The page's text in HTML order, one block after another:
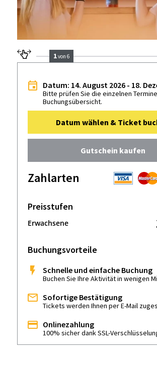
1von 6
Datum: 14. August 2026 - 18.
Bitte prüfen Sie die einzelnen
Buchungsübersicht.
Datum wählen & Ticket
Gutschein kaufen
Zahlarten
Preisstufen
Erwachsene
Buchungsvorteile
Schnelle und einfache Buchung
Buchen Sie Ihre Aktivität in wenigen
Sofortige Bestätigung
Tickets werden Ihnen per E-Mail
Onlinezahlung
100% sicher dank SSL-